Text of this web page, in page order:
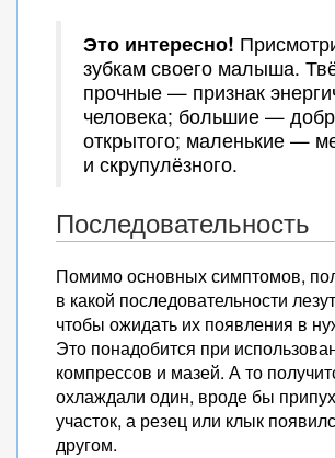
Это интересно!
зубкам своего малыша.
прочные — признак
человека; большие —
открытого; маленькие —
и скрупулёзного.
Последовательность
Помимо основных симптомов,
в какой последовательности
чтобы ожидать их появления в
Это понадобится при
компрессов и мазей. А то
охлаждали один, вроде бы
участок, а резец или клык
другом.